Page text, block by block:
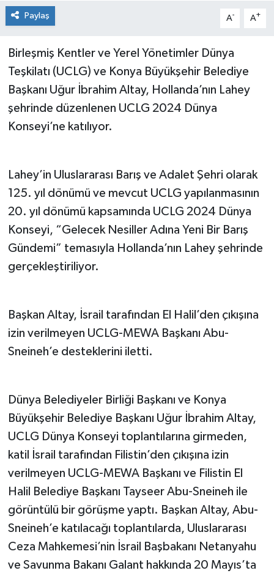
Paylaş A- A+
Birleşmiş Kentler ve Yerel Yönetimler Dünya
Teşkilatı (UCLG) ve Konya Büyükşehir Belediye
Başkanı Uğur İbrahim Altay, Hollanda’nın Lahey
şehrinde düzenlenen UCLG 2024 Dünya
Konseyi’ne katılıyor.
Lahey’in Uluslararası Barış ve Adalet Şehri olarak
125. yıl dönümü ve mevcut UCLG yapılanmasının
20. yıl dönümü kapsamında UCLG 2024 Dünya
Konseyi, “Gelecek Nesiller Adına Yeni Bir Barış
Gündemi” temasıyla Hollanda’nın Lahey şehrinde
gerçekleştiriliyor.
Başkan Altay, İsrail tarafından El Halil’den çıkışına
izin verilmeyen UCLG-MEWA Başkanı Abu-
Sneineh’e desteklerini iletti.
Dünya Belediyeler Birliği Başkanı ve Konya
Büyükşehir Belediye Başkanı Uğur İbrahim Altay,
UCLG Dünya Konseyi toplantılarına girmeden,
katil İsrail tarafından Filistin’den çıkışına izin
verilmeyen UCLG-MEWA Başkanı ve Filistin El
Halil Belediye Başkanı Tayseer Abu-Sneineh ile
görüntülü bir görüşme yaptı. Başkan Altay, Abu-
Sneineh’e katılacağı toplantılarda, Uluslararası
Ceza Mahkemesi’nin İsrail Başbakanı Netanyahu
ve Savunma Bakanı Galant hakkında 20 Mayıs’ta